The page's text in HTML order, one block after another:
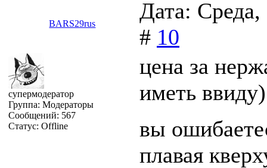
BARS29rus
Дата:
# 10
супермодератор
Группа: Модераторы
Сообщений: 567
Статус: Offline
цена за
иметь ввиду)
вы
плавая